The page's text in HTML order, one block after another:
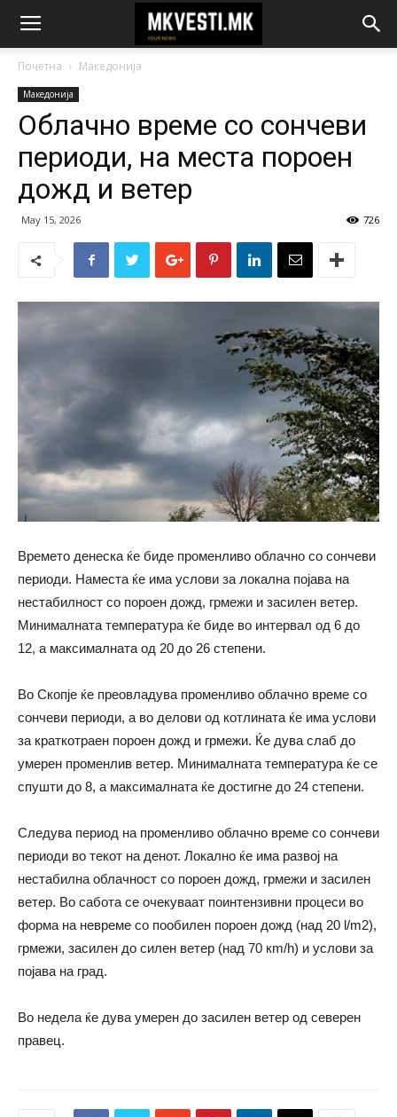
Почетна Македонија
Македонија
Облачно време со сончеви
периоди, на места пороен
дожд и ветер
May 15, 2026 726
Времето денеска ќе биде променливо облачно со сончеви
периоди. Наместа ќе има услови за локална појава на
нестабилност со пороен дожд, грмежи и засилен ветер.
Минималната температура ќе биде во интервал од 6 до
12, а максималната од 20 до 26 степени.
Во Скопје ќе преовладува променливо облачно време со
сончеви периоди, а во делови од котлината ќе има услови
за краткотраен пороен дожд и грмежи. Ќе дува слаб до
умерен променлив ветер. Минималната температура ќе се
спушти до 8, а максималната ќе достигне до 24 степени.
Следува период на променливо облачно време со сончеви
периоди во текот на денот. Локално ќе има развој на
нестабилна облачност со пороен дожд, грмежи и засилен
ветер. Во сабота се очекуваат поинтензивни процеси во
форма на невреме со пообилен пороен дожд (над 20 l/m2),
грмежи, засилен до силен ветер (над 70 кm/h) и услови за
појава на град.
Во недела ќе дува умерен до засилен ветер од северен
правец.